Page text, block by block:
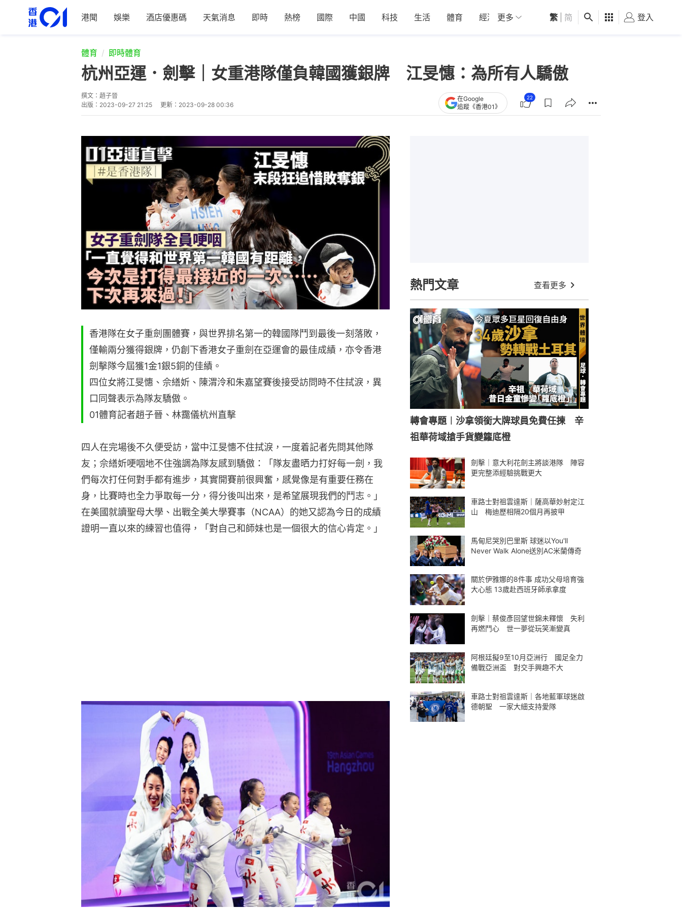
港聞 娛樂 酒店優惠碼 天氣消息 即時 熱榜 國際 中國 科技 生活 體育 經濟 01深圳 觀點 健康 好食玩飛
更多 繁 简 登入
體育 即時體育
杭州亞運．劍擊｜女重港隊僅負韓國獲銀牌 江旻憓：為所有人驕傲
撰文： 趙子晉
出版： 2023-09-27 21:25 更新： 2023-09-28 00:36
在Google
追蹤《香港01》
22
香港隊在女子重劍團體賽，與世界排名第一的韓國隊鬥到最後一刻落敗，
僅輸兩分獲得銀牌，仍創下香港女子重劍在亞運會的最佳成績，亦令香港
劍擊隊今屆獲1金1銀5銅的佳績。
四位女將江旻憓、佘繕妡、陳渭泠和朱嘉望賽後接受訪問時不住拭淚，異
口同聲表示為隊友驕傲。
01體育記者趙子晉、林靄儀杭州直擊
四人在完場後不久便受訪，當中江旻憓不住拭淚，一度着記者先問其他隊
友；佘繕妡哽咽地不住強調為隊友感到驕傲：「隊友盡晒力打好每一劍，我
們每次打任何對手都有進步，其實開賽前很興奮，感覺像是有重要任務在
身，比賽時也全力爭取每一分，得分後叫出來，是希望展現我們的鬥志。」
在美國就讀聖母大學、出戰全美大學賽事（NCAA）的她又認為今日的成績
證明一直以來的練習也值得，「對自己和師妹也是一個很大的信心肯定。」
熱門文章 查看更多
轉會專題︱沙拿領銜大牌球員免費任揀 辛
祖華荷域搶手貨變籮底橙
劍擊｜意大利花劍主將談港隊 陣容
更完整添經驗挑戰更大
車路士對祖雲達斯｜薩高華妙射定江
山 梅迪歷相隔20個月再披甲
馬甸尼哭別巴里斯 球迷以You'll
Never Walk Alone送別AC米蘭傳奇
關於伊雅娜的8件事 成功父母培育強
大心態 13歲赴西班牙師承拿度
劍擊｜蔡俊彥回望世錦未釋懷 失利
再燃鬥心 世一夢從玩笑漸變真
阿根廷擬9至10月亞洲行 國足全力
備戰亞洲盃 對交手興趣不大
車路士對祖雲達斯｜各地藍軍球迷啟
德朝聖 一家大細支持愛隊